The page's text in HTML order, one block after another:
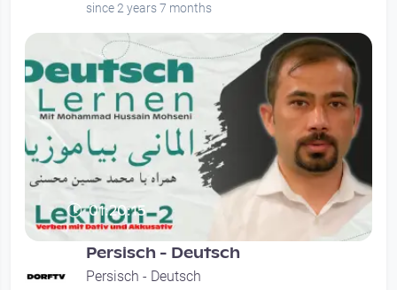
since 2 years 7 months
01:20:15
Persisch - Deutsch
Persisch - Deutsch